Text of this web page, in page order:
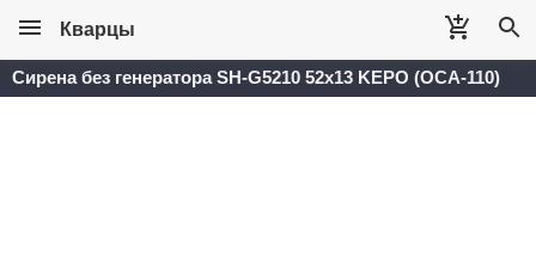
Кварцы
Сирена без генератора SH-G5210 52x13 KEPO (ОСА-110)